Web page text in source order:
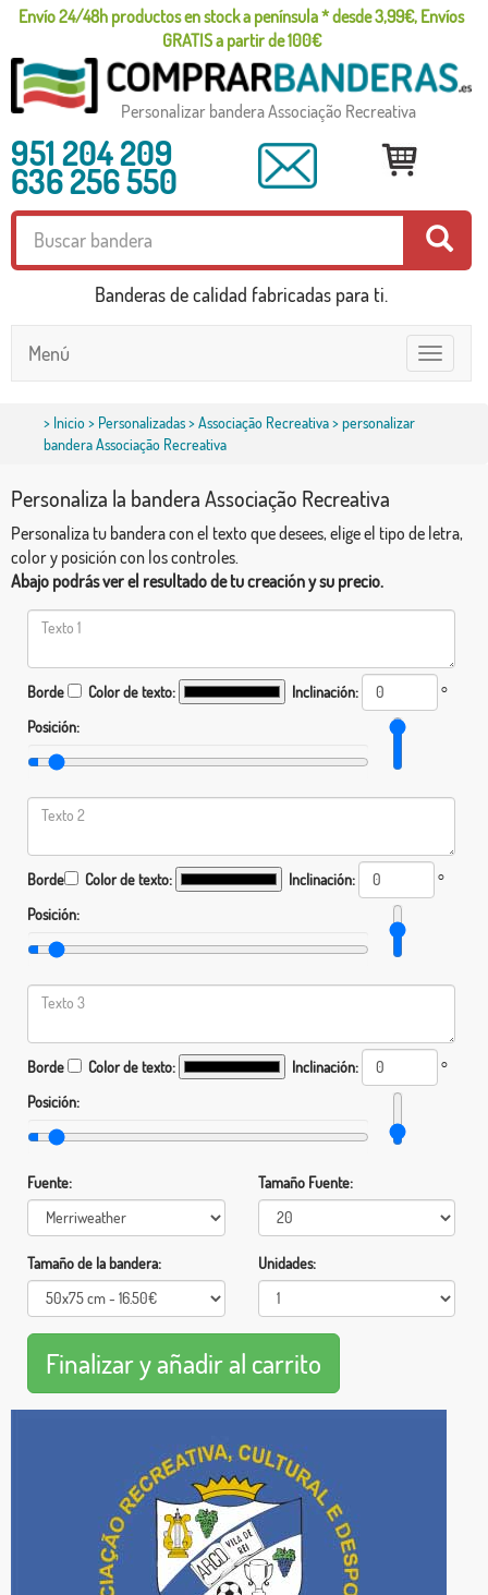
Envío 24/48h productos en stock a península * desde 3,99€, Envíos
GRATIS a partir de 100€
Personalizar bandera Associação Recreativa
951 204 209
636 256 550
Banderas de calidad fabricadas para ti.
Toggle
navigation
Menú
> Inicio> Personalizadas>Associação Recreativa> personalizar
bandera Associação Recreativa
Personaliza la bandera Associação Recreativa
Personaliza tu bandera con el texto que desees, elige el tipo de letra,
color y posición con los controles.
Abajo podrás ver el resultado de tu creación y su precio.
Borde Color de texto: Inclinación:
°
Posición:
Borde Color de texto: Inclinación:
°
Posición:
Borde Color de texto: Inclinación:
°
Posición:
Fuente: Tamaño Fuente:
Tamaño de la bandera: Unidades: